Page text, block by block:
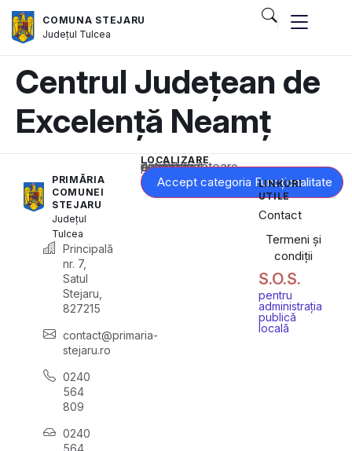
COMUNA STEJARU
Județul Tulcea
Centrul Județean de
Excelență Neamț
PRIMĂRIA
COMUNEI
STEJARU
Județul
Tulcea
Principală
nr. 7,
Satul
Stejaru,
827215
contact@primaria-
stejaru.ro
0240
564
809
0240
564
LOCALIZARE
Acest conținut este blocat până când acceptați categoria corespunzătoare de cookie-uri.
Accept categoria Funcționalitate
LINKURI
UTILE
Contact
Termeni și
condiții
S.O.S.
pentru
administrația
publică
locală